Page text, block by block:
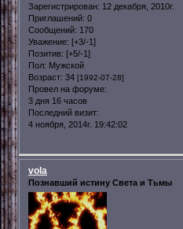
Зарегистрирован: 12 декабря, 2010г.
Приглашений: 0
Сообщений: 170
Уважение: [+3/-1]
Позитив: [+5/-1]
Пол: Мужской
Возраст: 34 [1992-07-28]
Провел на форуме:
3 дня 16 часов
Последний визит:
4 ноября, 2014г. 19:42:02
vola
Познавший истину Света и Тьмы